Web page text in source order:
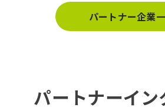
パートナー企業
パートナーイン